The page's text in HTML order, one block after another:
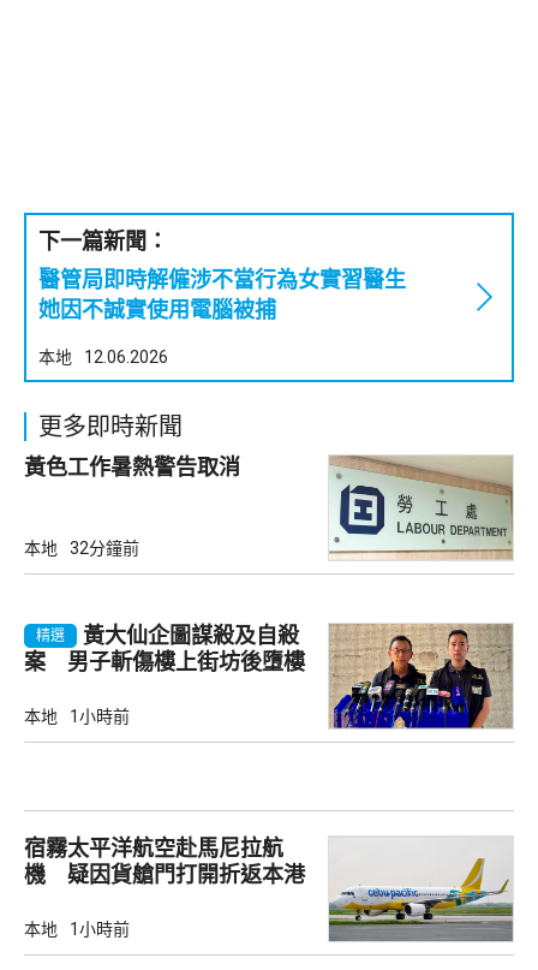
下一篇新聞：
醫管局即時解僱涉不當行為女實習醫生
她因不誠實使用電腦被捕
本地 12.06.2026
更多即時新聞
黃色工作暑熱警告取消
本地 32分鐘前
精選
黃大仙企圖謀殺及自殺
案 男子斬傷樓上街坊後墮樓
本地 1小時前
宿霧太平洋航空赴馬尼拉航
機 疑因貨艙門打開折返本港
本地 1小時前